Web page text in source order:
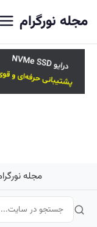
مجله نورگرام
مجله